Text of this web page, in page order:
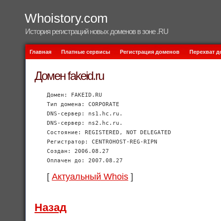
Whoistory.com
История регистраций новых доменов в зоне .RU
Главная Платные сервисы Регистрация доменов Перехват
Домен fakeid.ru
Домен: FAKEID.RU
Тип домена: CORPORATE
DNS-сервер: ns1.hc.ru.
DNS-сервер: ns2.hc.ru.
Состояние: REGISTERED, NOT DELEGATED
Регистратор: CENTROHOST-REG-RIPN
Создан: 2006.08.27
Оплачен до: 2007.08.27
[ Актуальный Whois ]
Назад